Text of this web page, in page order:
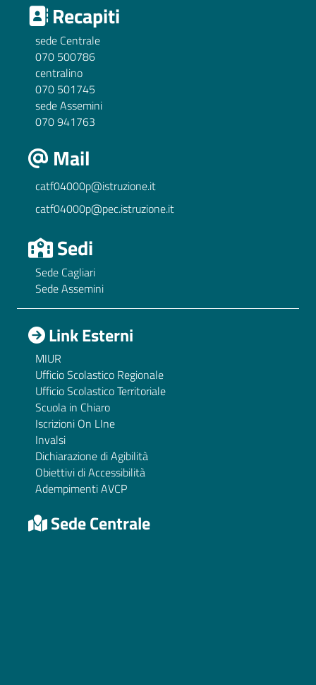
Recapiti
sede Centrale
070 500786
centralino
070 501745
sede Assemini
070 941763
Mail
catf04000p@istruzione.it
catf04000p@pec.istruzione.it
Sedi
Sede Cagliari
Sede Assemini
Link Esterni
MIUR
Ufficio Scolastico Regionale
Ufficio Scolastico Territoriale
Scuola in Chiaro
Iscrizioni On LIne
Invalsi
Dichiarazione di Agibilità
Obiettivi di Accessibilità
Adempimenti AVCP
Sede Centrale